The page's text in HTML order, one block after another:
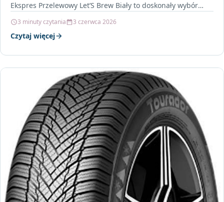
Ekspres Przelewowy Let’S Brew Biały to doskonały wybór
3 minuty czytania 3 czerwca 2026
Czytaj więcej